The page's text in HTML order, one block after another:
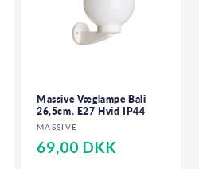
Massive Væglampe Bali
26,5cm. E27 Hvid IP44
Forhandler:
MASSIVE
Normalpris
69,00 DKK